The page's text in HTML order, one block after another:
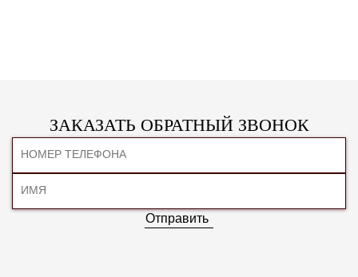
ЗАКАЗАТЬ ОБРАТНЫЙ ЗВОНОК
Отправить